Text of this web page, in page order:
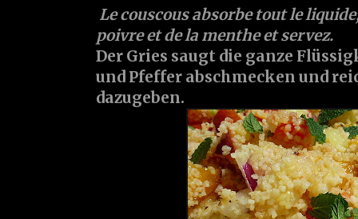
Le couscous absorbe tout le
poivre et de la menthe et servez.
Der Gries saugt die ganze
und Pfeffer abschmecken und
dazugeben.